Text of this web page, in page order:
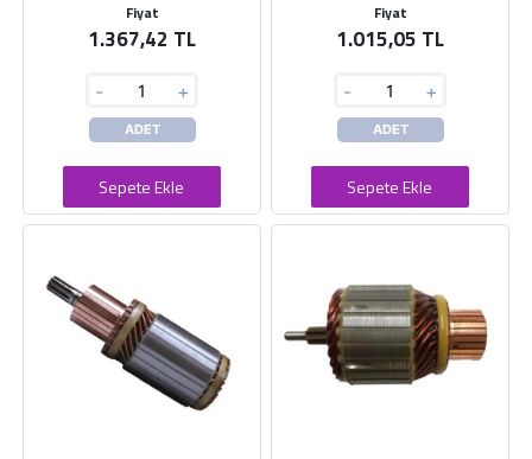
Fiyat
1.367,42 TL
- +
ADET
Sepete Ekle
Fiyat
1.015,05 TL
- +
ADET
Sepete Ekle